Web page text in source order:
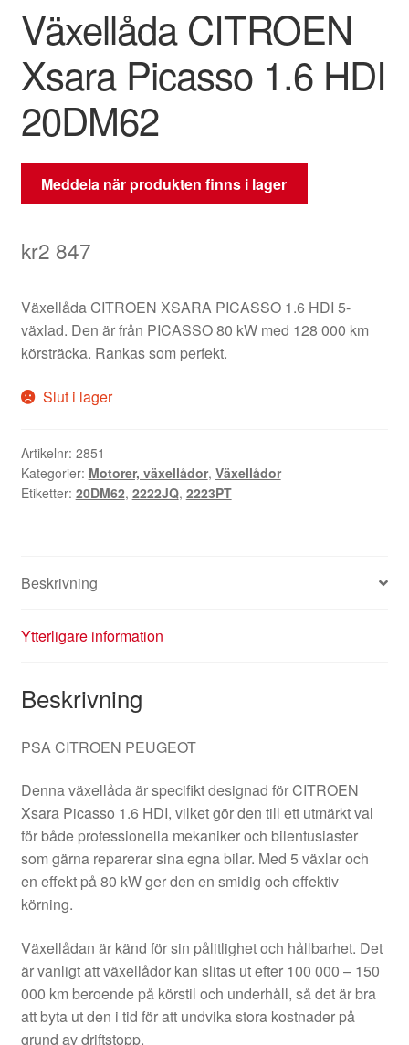
Vagn
Världsomspännande frakt
Villkor
Växellåda CITROEN
Xsara Picasso 1.6 HDI
20DM62
Meddela när produkten finns i lager
kr2 847
Växellåda CITROEN XSARA PICASSO 1.6 HDI 5-
växlad. Den är från PICASSO 80 kW med 128 000 km
körsträcka. Rankas som perfekt.
Slut i lager
Artikelnr: 2851
Kategorier: Motorer, växellådor, Växellådor
Etiketter: 20DM62, 2222JQ, 2223PT
Beskrivning
Ytterligare information
Beskrivning
PSA CITROEN PEUGEOT
Denna växellåda är specifikt designad för CITROEN
Xsara Picasso 1.6 HDI, vilket gör den till ett utmärkt val
för både professionella mekaniker och bilentusiaster
som gärna reparerar sina egna bilar. Med 5 växlar och
en effekt på 80 kW ger den en smidig och effektiv
körning.
Växellådan är känd för sin pålitlighet och hållbarhet. Det
är vanligt att växellådor kan slitas ut efter 100 000 – 150
000 km beroende på körstil och underhåll, så det är bra
att byta ut den i tid för att undvika stora kostnader på
grund av driftstopp.